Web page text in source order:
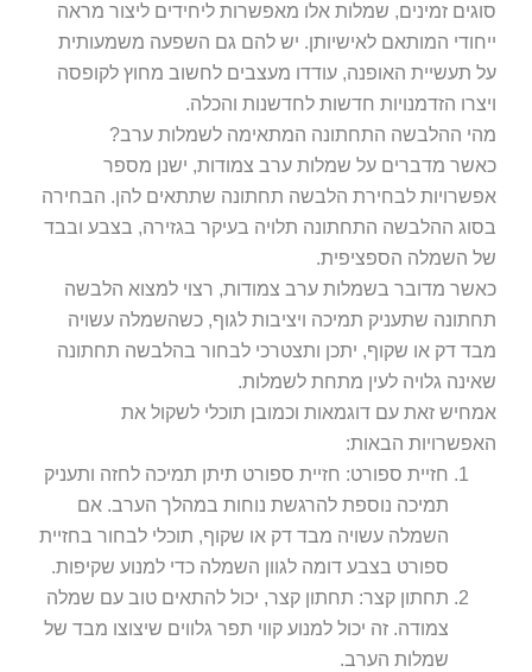
סוגים זמינים, שמלות אלו מאפשרות ליחידים ליצור מראה
ייחודי המותאם לאישיותן. יש להם גם השפעה משמעותית
על תעשיית האופנה, עודדו מעצבים לחשוב מחוץ לקופסה
ויצרו הזדמנויות חדשות לחדשנות והכלה.
מהי ההלבשה התחתונה המתאימה לשמלות ערב?
כאשר מדברים על שמלות ערב צמודות, ישנן מספר
אפשרויות לבחירת הלבשה תחתונה שתתאים להן. הבחירה
בסוג ההלבשה התחתונה תלויה בעיקר בגזירה, בצבע ובבד
של השמלה הספציפית.
כאשר מדובר בשמלות ערב צמודות, רצוי למצוא הלבשה
תחתונה שתעניק תמיכה ויציבות לגוף, כשהשמלה עשויה
מבד דק או שקוף, יתכן ותצטרכי לבחור בהלבשה תחתונה
שאינה גלויה לעין מתחת לשמלות.
אמחיש זאת עם דוגמאות וכמובן תוכלי לשקול את
האפשרויות הבאות:
חזיית ספורט: חזיית ספורט תיתן תמיכה לחזה ותעניק
תמיכה נוספת להרגשת נוחות במהלך הערב. אם
השמלה עשויה מבד דק או שקוף, תוכלי לבחור בחזיית
ספורט בצבע דומה לגוון השמלה כדי למנוע שקיפות.
תחתון קצר: תחתון קצר, יכול להתאים טוב עם שמלה
צמודה. זה יכול למנוע קווי תפר גלווים שיצוצו מבד של
שמלות הערב.